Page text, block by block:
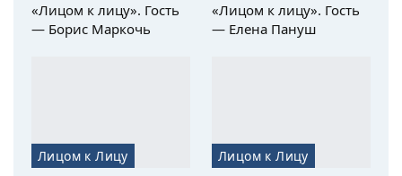
«Лицом к лицу». Гость
— Борис Маркочь
«Лицом к лицу». Гость
— Елена Пануш
Лицом к Лицу Лицом к Лицу